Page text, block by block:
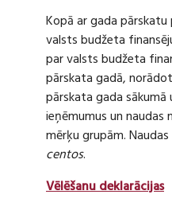
Kopā ar gada
valsts budžeta
par valsts budžeta
pārskata gadā,
pārskata gada sākumā
ieņēmumus un naudas
mērķu grupām.
centos.
Vēlēšanu deklarācijas